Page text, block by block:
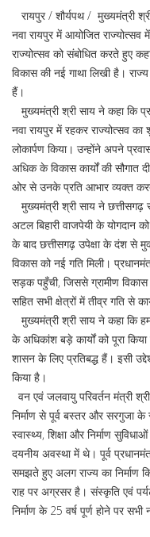
रायपुर / शौर्यपथ / मुख्यमंत्री
नवा रायपुर में आयोजित
राज्योत्सव को संबोधित करते हुए
विकास की नई गाथा लिखी है।
हैं।
मुख्यमंत्री श्री साय ने कहा कि
नवा रायपुर में रहकर राज्योत्सव
लोकार्पण किया। उन्होंने अपने
अधिक के विकास कार्यों की सौगात
ओर से उनके प्रति आभार व्यक्त
मुख्यमंत्री श्री साय ने छत्तीसगढ़
अटल बिहारी वाजपेयी के योगदान
के बाद छत्तीसगढ़ उपेक्षा के दंश से
विकास को नई गति मिली।
सड़क पहुँची, जिससे ग्रामीण
सहित सभी क्षेत्रों में तीव्र गति से
मुख्यमंत्री श्री साय ने कहा कि
के अधिकांश बड़े कार्यों को पूरा
शासन के लिए प्रतिबद्ध हैं। इसी
किया है।
वन एवं जलवायु परिवर्तन मंत्री
निर्माण से पूर्व बस्तर और सरगुजा
स्वास्थ्य, शिक्षा और निर्माण
दयनीय अवस्था में थे। पूर्व
समझते हुए अलग राज्य का निर्माण
राह पर अग्रसर है। संस्कृति एवं
निर्माण के 25 वर्ष पूर्ण होने पर